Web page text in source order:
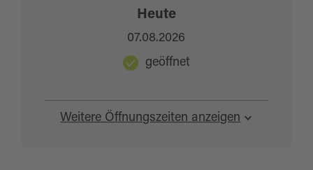
Weitere Öffnungszeiten anzeigen
Heute
07.08.2026
geöffnet